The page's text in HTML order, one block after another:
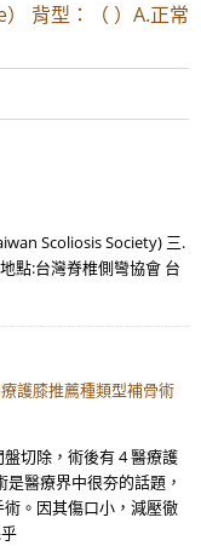
背型：（ ）A.正常
Scoliosis Society) 三.
點:台灣脊椎側彎協會 台
護膝推薦種類型補骨術
切除，術後有 4 醫療護
醫療界中很夯的話題，
。因其傷口小，減壓徹